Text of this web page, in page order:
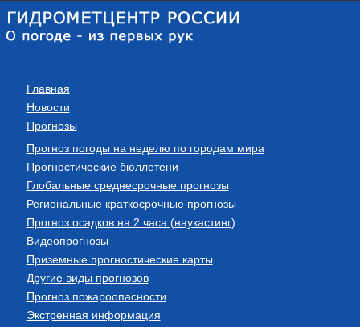
Главная
Новости
Прогнозы
Прогноз погоды на неделю по городам мира
Прогностические бюллетени
Глобальные среднесрочные прогнозы
Региональные краткосрочные прогнозы
Прогноз осадков на 2 часа (наукастинг)
Видеопрогнозы
Приземные прогностические карты
Другие виды прогнозов
Прогноз пожароопасности
Экстренная информация